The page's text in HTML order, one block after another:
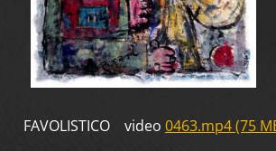
FAVOLISTICO video 0463.mp4 (75